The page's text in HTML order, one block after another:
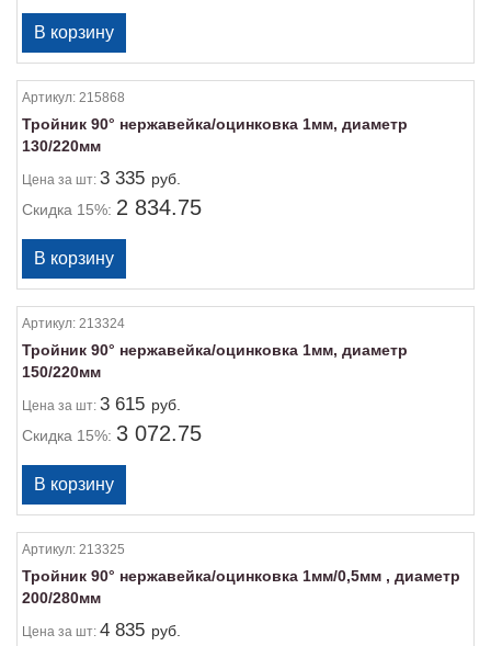
Артикул: 215868
Тройник 90° нержавейка/оцинковка 1мм, диаметр
130/220мм
Цена за шт: 3 335 руб.
Скидка 15%: 2 834.75
Артикул: 213324
Тройник 90° нержавейка/оцинковка 1мм, диаметр
150/220мм
Цена за шт: 3 615 руб.
Скидка 15%: 3 072.75
Артикул: 213325
Тройник 90° нержавейка/оцинковка 1мм/0,5мм , диаметр
200/280мм
Цена за шт: 4 835 руб.